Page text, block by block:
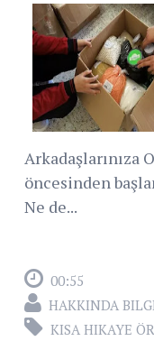
Arkadaşlarınıza
öncesinden
Ne de...
00:55
HAKKINDA
KISA HIKAYE